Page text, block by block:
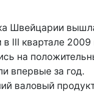
Швейцарии
III квартале 2009
на
впервые за год.
валовый